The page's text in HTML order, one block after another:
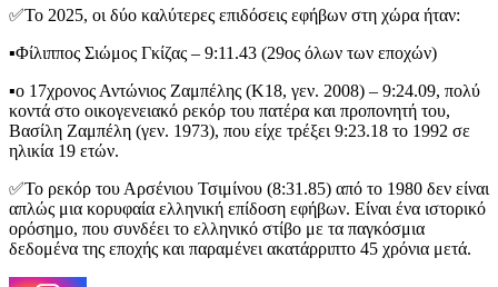
✅Το 2025, οι δύο καλύτερες επιδόσεις εφήβων στη χώρα ήταν:
▪️Φίλιππος Σιώμος Γκίζας – 9:11.43 (29ος όλων των εποχών)
▪️ο 17χρονος Αντώνιος Ζαμπέλης (Κ18, γεν. 2008) – 9:24.09, πολύ
κοντά στο οικογενειακό ρεκόρ του πατέρα και προπονητή του,
Βασίλη Ζαμπέλη (γεν. 1973), που είχε τρέξει 9:23.18 το 1992 σε
ηλικία 19 ετών.
✅Το ρεκόρ του Αρσένιου Τσιμίνου (8:31.85) από το 1980 δεν είναι
απλώς μια κορυφαία ελληνική επίδοση εφήβων. Είναι ένα ιστορικό
ορόσημο, που συνδέει το ελληνικό στίβο με τα παγκόσμια
δεδομένα της εποχής και παραμένει ακατάρριπτο 45 χρόνια μετά.